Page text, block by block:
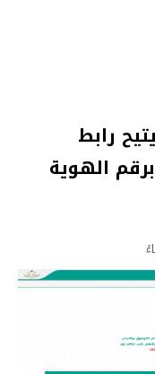
رابط
الهوية